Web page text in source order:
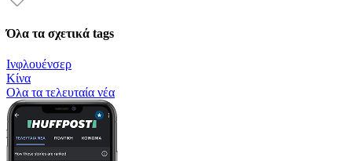
Όλα τα σχετικά tags
Ινφλουένσερ
Κίνα
Oλα τα τελευταία νέα